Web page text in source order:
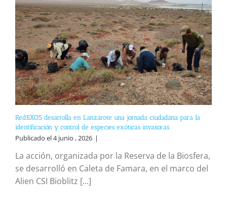
RedEXOS desarrolla en Lanzarote una jornada ciudadana para la
identificación y control de especies exóticas invasoras
Publicado el 4 junio , 2026 |
La acción, organizada por la Reserva de la Biosfera,
se desarrolló en Caleta de Famara, en el marco del
Alien CSI Bioblitz [...]